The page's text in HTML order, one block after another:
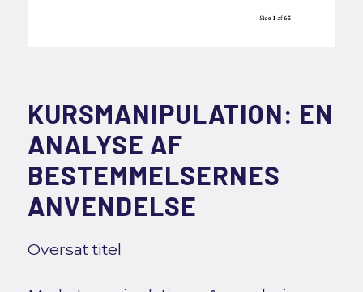
KURSMANIPULATION: EN
ANALYSE AF
BESTEMMELSERNES
ANVENDELSE
Oversat titel